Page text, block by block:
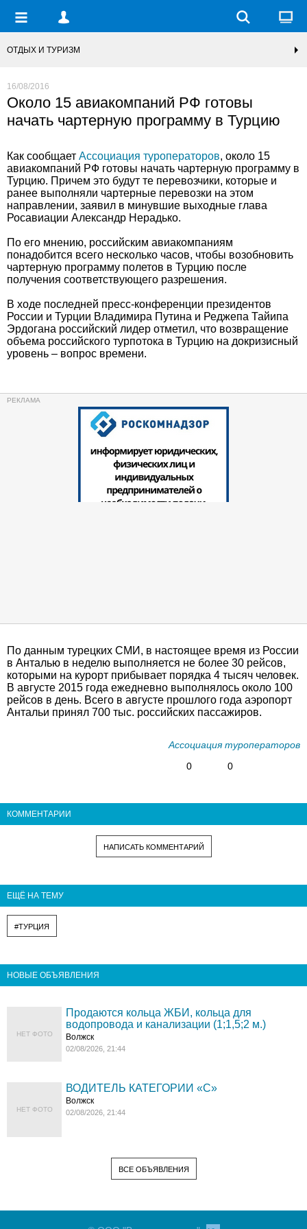
ОТДЫХ И ТУРИЗМ
16/08/2016
Около 15 авиакомпаний РФ готовы
начать чартерную программу в Турцию
Как сообщает Ассоциация туроператоров, около 15
авиакомпаний РФ готовы начать чартерную программу в
Турцию. Причем это будут те перевозчики, которые и
ранее выполняли чартерные перевозки на этом
направлении, заявил в минувшие выходные глава
Росавиации Александр Нерадько.
По его мнению, российским авиакомпаниям
понадобится всего несколько часов, чтобы возобновить
чартерную программу полетов в Турцию после
получения соответствующего разрешения.
В ходе последней пресс-конференции президентов
России и Турции Владимира Путина и Реджепа Тайипа
Эрдогана российский лидер отметил, что возвращение
объема российского турпотока в Турцию на докризисный
уровень – вопрос времени.
По данным турецких СМИ, в настоящее время из России
в Анталью в неделю выполняется не более 30 рейсов,
которыми на курорт прибывает порядка 4 тысяч человек.
В августе 2015 года ежедневно выполнялось около 100
рейсов в день. Всего в августе прошлого года аэропорт
Антальи принял 700 тыс. российских пассажиров.
Ассоциация туроператоров
0
0
КОММЕНТАРИИ
НАПИСАТЬ КОММЕНТАРИЙ
ЕЩЁ НА ТЕМУ
#ТУРЦИЯ
НОВЫЕ ОБЪЯВЛЕНИЯ
НЕТ ФОТО
Продаются кольца ЖБИ, кольца для
водопровода и канализации (1;1,5;2 м.)
Волжск
02/08/2026, 21:44
НЕТ ФОТО
ВОДИТЕЛЬ КАТЕГОРИИ «C»
Волжск
02/08/2026, 21:44
ВСЕ ОБЪЯВЛЕНИЯ